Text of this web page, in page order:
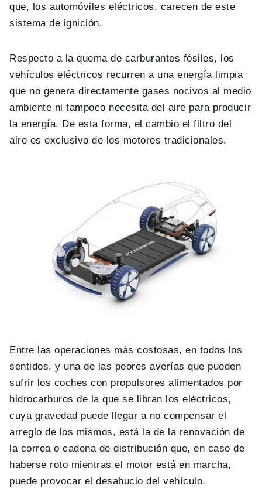
que, los automóviles eléctricos, carecen de este
sistema de ignición.
Respecto a la quema de carburantes fósiles, los
vehículos eléctricos recurren a una energía limpia
que no genera directamente gases nocivos al medio
ambiente ni tampoco necesita del aire para producir
la energía. De esta forma, el cambio el filtro del
aire es exclusivo de los motores tradicionales.
Entre las operaciones más costosas, en todos los
sentidos, y una de las peores averías que pueden
sufrir los coches con propulsores alimentados por
hidrocarburos de la que se libran los eléctricos,
cuya gravedad puede llegar a no compensar el
arreglo de los mismos, está la de la renovación de
la correa o cadena de distribución que, en caso de
haberse roto mientras el motor está en marcha,
puede provocar el desahucio del vehículo.